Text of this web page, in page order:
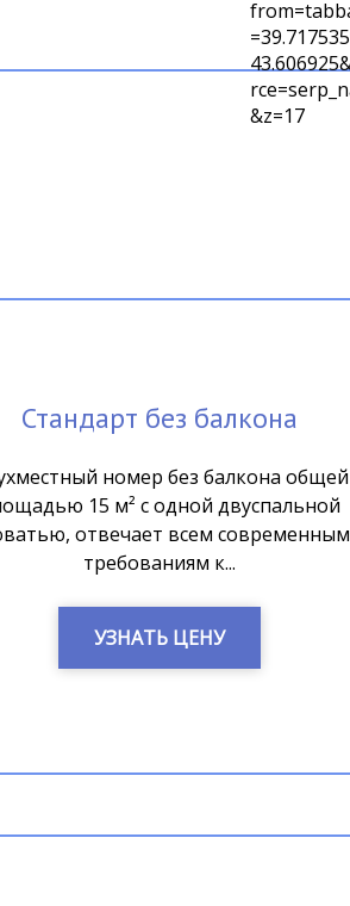
Стандарт без балкона
номер без балкона общей
15 м² с одной двуспальной
отвечает всем современным
требованиям к...
УЗНАТЬ ЦЕНУ